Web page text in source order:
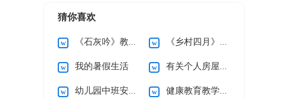
猜你喜欢
《石灰吟》教案5篇 《乡村四月》说课稿
我的暑假生活 有关个人房屋租赁合同范文10篇
幼儿园中班安全工作计划 健康教育教学计划